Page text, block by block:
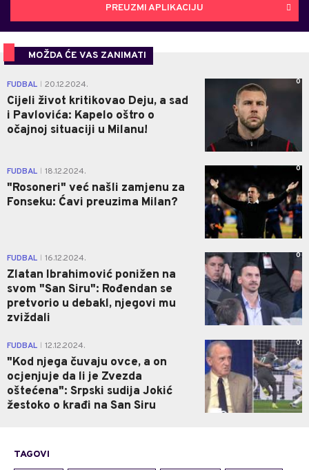
PREUZMI APLIKACIJU
MOŽDA ĆE VAS ZANIMATI
FUDBAL 20.12.2024.
Cijeli život kritikovao Deju, a sad
i Pavlovića: Kapelo oštro o
očajnoj situaciji u Milanu!
0
FUDBAL 18.12.2024.
"Rosoneri" već našli zamjenu za
Fonseku: Ćavi preuzima Milan?
0
FUDBAL 16.12.2024.
Zlatan Ibrahimović ponižen na
svom "San Siru": Rođendan se
pretvorio u debakl, njegovi mu
zviždali
0
FUDBAL 12.12.2024.
"Kod njega čuvaju ovce, a on
ocjenjuje da li je Zvezda
oštećena": Srpski sudija Jokić
žestoko o krađi na San Siru
0
TAGOVI